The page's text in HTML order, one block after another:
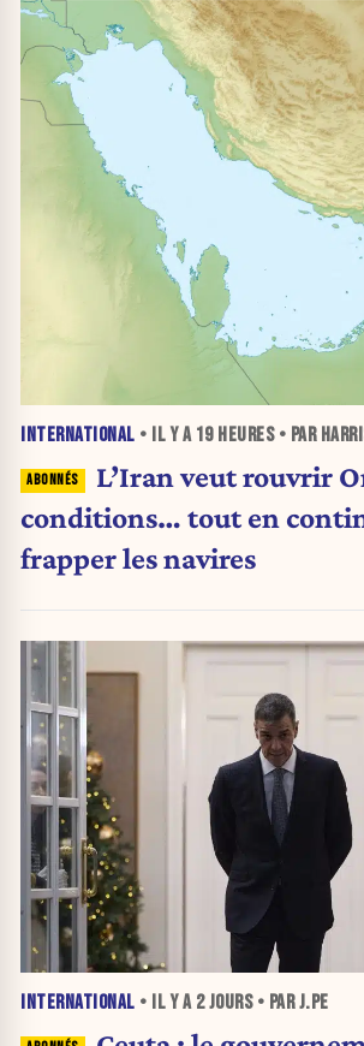
INTERNATIONAL • IL Y A 19 HEURES• PAR
L’Iran veut rouvrir
conditions… tout en
frapper les navires
INTERNATIONAL • IL Y A 2 JOURS• PAR J.PE